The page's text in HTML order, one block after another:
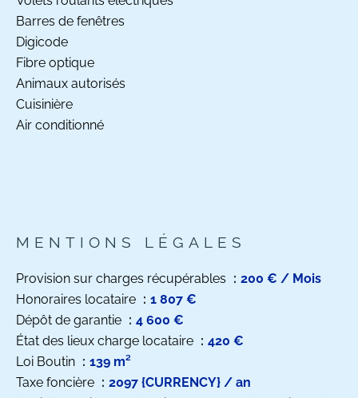
Barres de fenêtres
Digicode
Fibre optique
Animaux autorisés
Cuisinière
Air conditionné
MENTIONS LÉGALES
Provision sur charges récupérables
200 € / Mois
Honoraires locataire
1 807 €
Dépôt de garantie
4 600 €
État des lieux charge locataire
420 €
Loi Boutin
139 m²
Taxe foncière
2097 {CURRENCY} / an